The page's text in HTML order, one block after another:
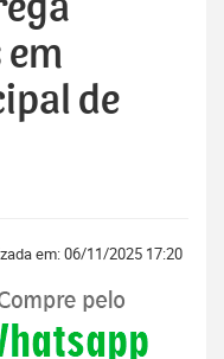
em
de
em: 06/11/2025 17:20